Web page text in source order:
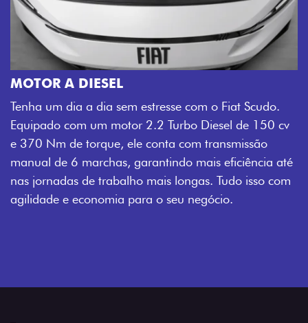
MOTOR A DIESEL
Tenha um dia a dia sem estresse com o Fiat Scudo.
Equipado com um motor 2.2 Turbo Diesel de 150 cv
e 370 Nm de torque, ele conta com transmissão
manual de 6 marchas, garantindo mais eficiência até
nas jornadas de trabalho mais longas. Tudo isso com
agilidade e economia para o seu negócio.